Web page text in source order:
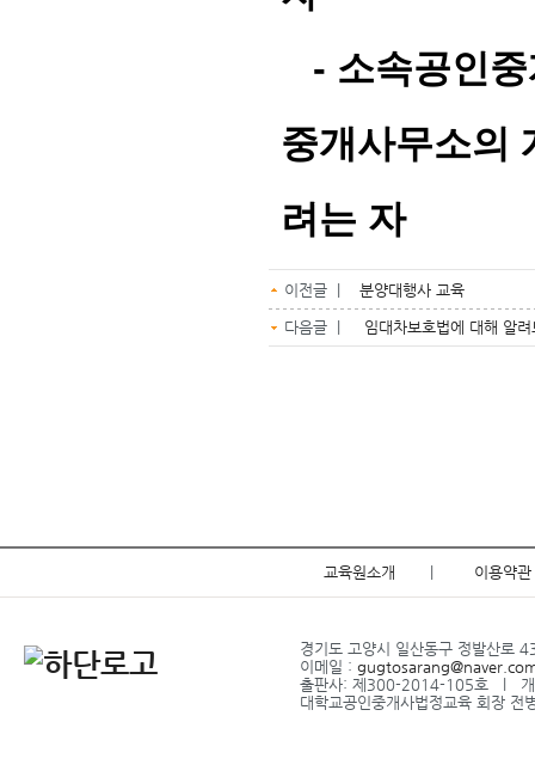
- 소속공인
중개사무소의
려는 자
이전글 | 분양대행사 교육
다음글 | 임대차보호법에 대해 알려
교육원소개 이용약관
경기도 고양시 일산동구 정발산
이메일 :
출판사: 제300-2014-105호 l 개
대학교공인중개사법정교육 회장